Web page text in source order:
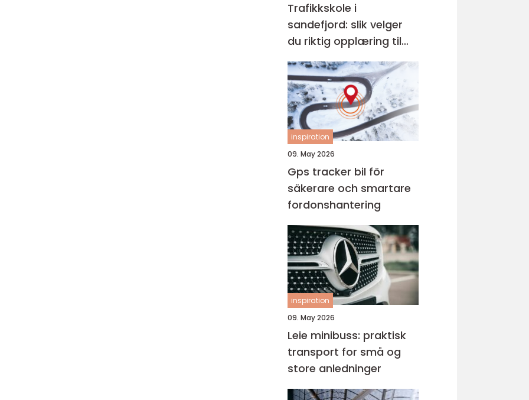
Trafikkskole i
sandefjord: slik velger
du riktig opplæring til
førerkortet
inspiration
09. May 2026
Gps tracker bil för
säkerare och smartare
fordonshantering
inspiration
09. May 2026
Leie minibuss: praktisk
transport for små og
store anledninger